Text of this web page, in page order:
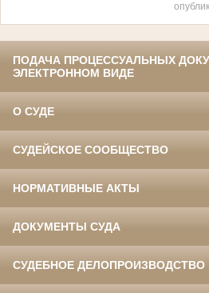
ПОДАЧА ПРОЦЕССУАЛЬНЫХ
ЭЛЕКТРОННОМ ВИДЕ
О СУДЕ
СУДЕЙСКОЕ СООБЩЕСТВО
НОРМАТИВНЫЕ АКТЫ
ДОКУМЕНТЫ СУДА
СУДЕБНОЕ ДЕЛОПРОИЗВОДСТВО